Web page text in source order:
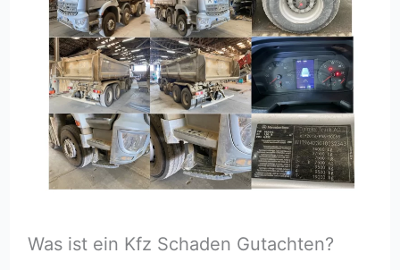
Was ist ein Kfz Schaden Gutachten?